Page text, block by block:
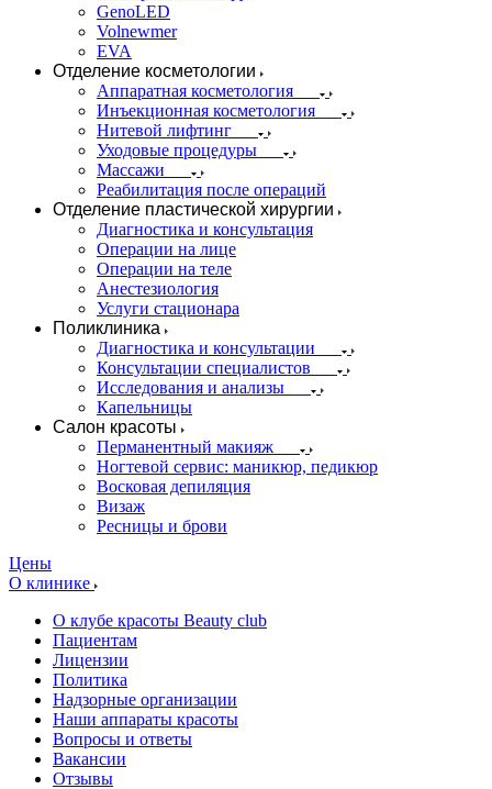
GenoLED
Volnewmer
EVA
Отделение косметологии
Аппаратная косметология
Инъекционная косметология
Нитевой лифтинг
Уходовые процедуры
Массажи
Реабилитация после операций
Отделение пластической хирургии
Диагностика и консультация
Операции на лице
Операции на теле
Анестезиология
Услуги стационара
Поликлиника
Диагностика и консультации
Консультации специалистов
Исследования и анализы
Капельницы
Салон красоты
Перманентный макияж
Ногтевой сервис: маникюр, педикюр
Восковая депиляция
Визаж
Ресницы и брови
Цены
О клинике
О клубе красоты Beauty club
Пациентам
Лицензии
Политика
Надзорные организации
Наши аппараты красоты
Вопросы и ответы
Вакансии
Отзывы